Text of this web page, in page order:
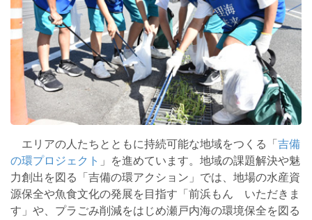
エリアの人たちとともに持続可能な地域をつくる「 吉備
の環プロジェクト 」を進めています。地域の課題解決や魅
力創出を図る「吉備の環アクション」では、地場の水産資
源保全や魚食文化の発展を目指す「前浜もん いただきま
す」や、プラごみ削減をはじめ瀬戸内海の環境保全を図る